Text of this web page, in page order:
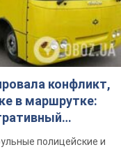
конфликт,
в маршрутке:
полицейские и